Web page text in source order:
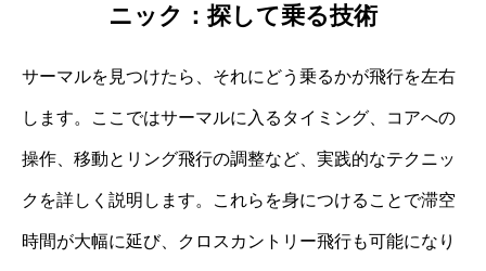
ニック：探して乗る技術
サーマルを見つけたら、それにどう乗るかが飛行を左右
します。ここではサーマルに入るタイミング、コアへの
操作、移動とリング飛行の調整など、実践的なテクニッ
クを詳しく説明します。これらを身につけることで滞空
時間が大幅に延び、クロスカントリー飛行も可能になり